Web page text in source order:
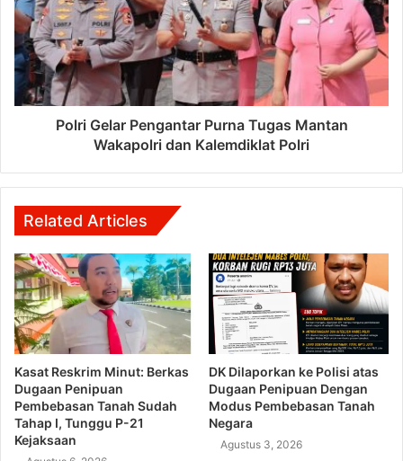
Polri Gelar Pengantar Purna Tugas Mantan
Wakapolri dan Kalemdiklat Polri
Related Articles
Kasat Reskrim Minut: Berkas
Dugaan Penipuan
Pembebasan Tanah Sudah
Tahap I, Tunggu P-21
Kejaksaan
DK Dilaporkan ke Polisi atas
Dugaan Penipuan Dengan
Modus Pembebasan Tanah
Negara
Agustus 3, 2026